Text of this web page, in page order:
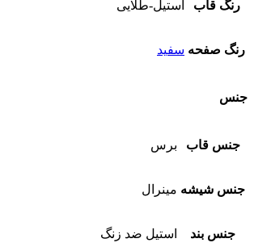
رنگ قاب استیل-طلایی
رنگ صفحه سفید
جنس
جنس قاب برس
جنس شیشه مینرال
جنس بند استیل ضد زنگ